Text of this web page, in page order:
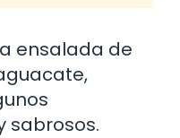
ensalada de
sabrosos.